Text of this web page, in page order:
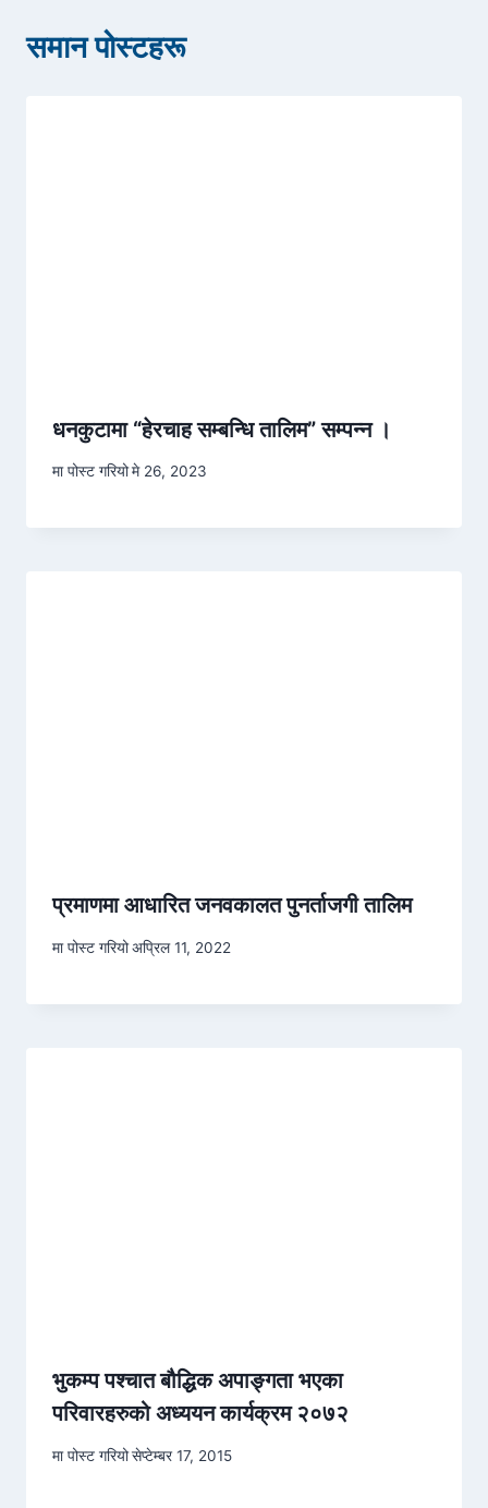
समान पोस्टहरू
धनकुटामा “हेरचाह सम्बन्धि तालिम” सम्पन्न ।
मा पोस्ट गरियोमे 26, 2023
प्रमाणमा आधारित जनवकालत पुनर्ताजगी तालिम
मा पोस्ट गरियोअप्रिल 11, 2022
भुकम्प पश्चात बौद्धिक अपाङ्गता भएका
परिवारहरुको अध्ययन कार्यक्रम २०७२
मा पोस्ट गरियोसेप्टेम्बर 17, 2015